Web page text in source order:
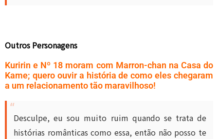
Outros Personagens
Kuririn e Nº 18 moram com Marron-chan na Casa do
Kame; quero ouvir a história de como eles chegaram
a um relacionamento tão maravilhoso!
Desculpe, eu sou muito ruim quando se trata de
histórias românticas como essa, então não posso te